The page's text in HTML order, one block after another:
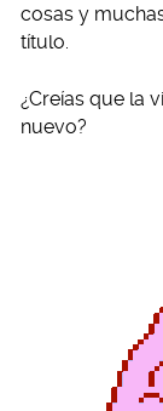
cosas y
título.
¿Creías que la
nuevo?